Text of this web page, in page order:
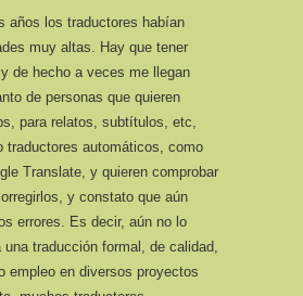
años los traductores habían
muy altas. Hay que tener
de hecho a veces me llegan
de personas que quieren
para relatos, subtítulos, etc,
traductores automáticos, como
Translate, y quieren comprobar
y constato que aún
errores. Es decir, aún no lo
una traducción formal, de calidad,
empleo en diversos proyectos